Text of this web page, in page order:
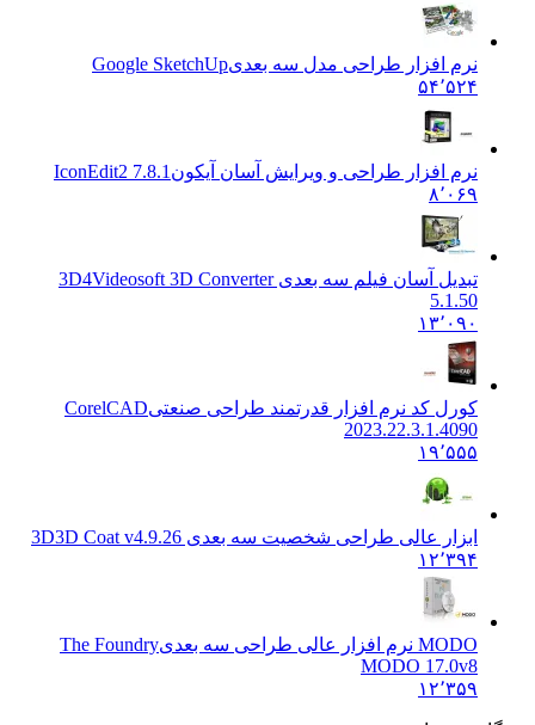
نرم افزار طراحی مدل سه بعدی Google SketchUp
۵۴٬۵۲۴
نرم افزار طراحی و ویرایش آسان آیکون IconEdit2 7.8.1
۸٬۰۶۹
تبدیل آسان فیلم سه بعدی 3D4Videosoft 3D Converter
5.1.50
۱۳٬۰۹۰
کورل کد نرم افزار قدرتمند طراحی صنعتیCorelCAD
2023.22.3.1.4090
۱۹٬۵۵۵
ابزار عالی طراحی شخصیت سه بعدی 3D3D Coat v4.9.26
۱۲٬۳۹۴
MODO نرم افزار عالی طراحی سه بعدی
The Foundry
MODO 17.0v8
۱۲٬۳۵۹